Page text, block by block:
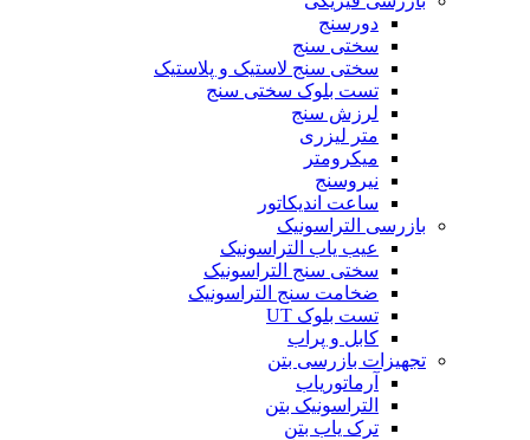
دورسنج
سختی سنج
سختی سنج لاستیک و پلاستیک
تست بلوک سختی سنج
لرزش سنج
متر لیزری
میکرومتر
نیروسنج
ساعت اندیکاتور
بازرسی التراسونیک
عیب یاب التراسونیک
سختی سنج التراسونیک
ضخامت سنج التراسونیک
تست بلوک UT
کابل و پراب
تجهیزات بازرسی بتن
آرماتوریاب
التراسونیک بتن
ترک یاب بتن